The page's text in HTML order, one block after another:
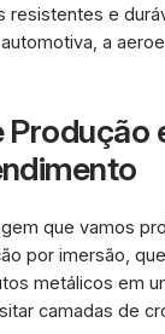
resistentes e
a
que vamos
por imersão,
metálicos em
camadas de